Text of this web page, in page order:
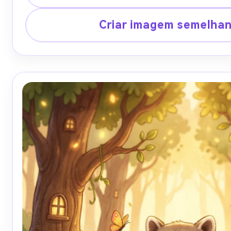
sutis, rosto expressivo bonito,
adesivos profissional, lente de
campo rasa, iluminação
Criar imagem